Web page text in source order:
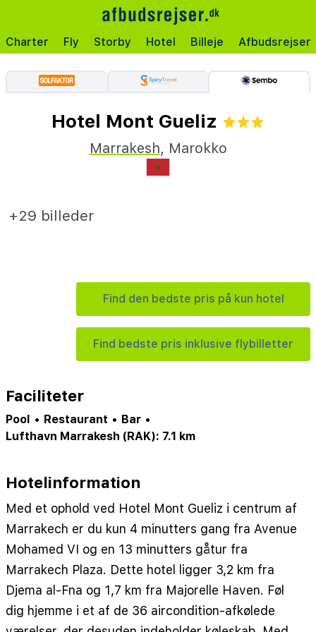
Charter Fly Storby Hotel Billeje Afbudsrejser
Hotel Mont Gueliz
Marrakesh, Marokko
Find den bedste pris på kun hotel
Find bedste pris inklusive flybilletter
+29 billeder
Faciliteter
Pool • Restaurant • Bar •
Lufthavn Marrakesh (RAK): 7.1 km
Hotelinformation
Med et ophold ved Hotel Mont Gueliz i centrum af
Marrakech er du kun 4 minutters gang fra Avenue
Mohamed VI og en 13 minutters gåtur fra
Marrakech Plaza. Dette hotel ligger 3,2 km fra
Djema al-Fna og 1,7 km fra Majorelle Haven. Føl
dig hjemme i et af de 36 aircondition-afkølede